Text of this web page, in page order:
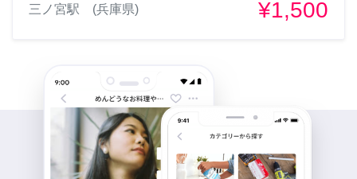
三ノ宮駅 (兵庫県) ¥1,500